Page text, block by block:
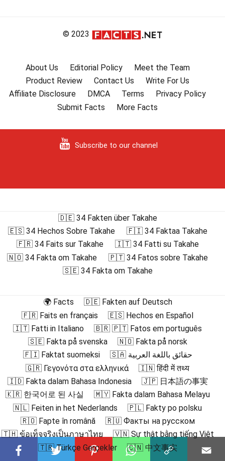
© 2023
About Us Editorial Policy
Meet the Team
Product Review
Contact Us
Write For Us
Affiliate Disclosure
DMCA Terms
Privacy Policy
Submit Facts
More Facts
Subscribe to our channel
🇩🇪 34 Fakten über Takahe
🇪🇸 34 Hechos Sobre Takahe
🇫🇮 34 Faktaa Takahe
🇫🇷 34 Faits sur Takahe
🇮🇹 34 Fatti su Takahe
🇳🇴 34 Fakta om Takahe
🇵🇹 34 Fatos sobre Takahe
🇸🇪 34 Fakta om Takahe
🌍 Facts
🇩🇪 Fakten auf Deutsch
🇫🇷 Faits en français
🇪🇸 Hechos en Español
🇮🇹 Fatti in Italiano
🇧🇷 🇵🇹 Fatos em português
🇸🇪 Fakta på svenska
🇳🇴 Fakta på norsk
🇫🇮 Faktat suomeksi
🇸🇦 حقائق باللغة العربية
🇬🇷 Γεγονότα στα ελληνικά
🇮🇳 हिंदी में तथ्य
🇮🇩 Fakta dalam Bahasa Indonesia
🇯🇵 日本語の事実
🇰🇷 한국어로 된 사실
🇲🇾 Fakta dalam Bahasa Melayu
🇳🇱 Feiten in het Nederlands
🇵🇱 Fakty po polsku
🇷🇴 Fapte în română
🇷🇺 Факты на русском
🇹🇭 ข้อเท็จจริงเป็นภาษาไทย
🇻🇳 Sự thật bằng tiếng Việt
🇹🇷 Türkçe Gerçekler
🇨🇳 中文事实